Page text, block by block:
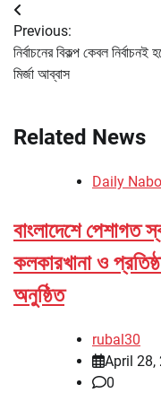
Post
navigation
Previous:
নির্বাচনের বিকল্প কেবল নির্বাচনই
মির্জা আব্বাস
Related News
Daily
বাংলাদেশে পেশাগত
কলকারখানা ও
অনুষ্ঠিত
rubal30
April 28,
0